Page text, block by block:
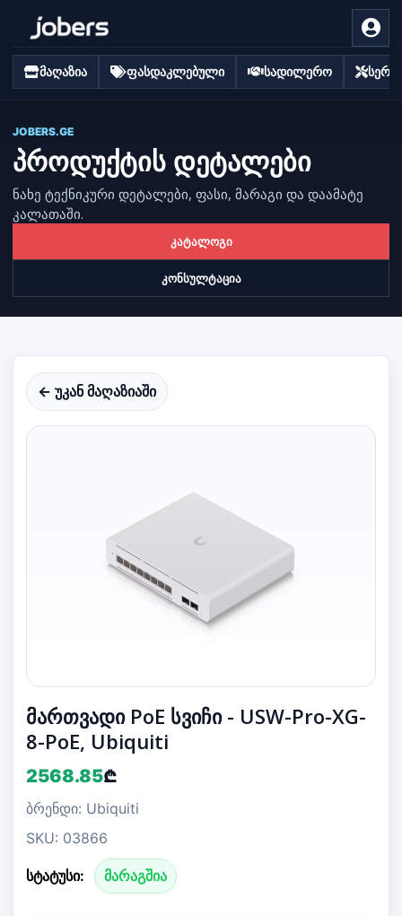
მაღაზია ფასდაკლებული სადილერო
JOBERS.GE
პროდუქტის დეტალები
ნახე ტექნიკური დეტალები, ფასი, მარაგი და დაამატე
კალათაში.
კატალოგი
კონსულტაცია
← უკან მაღაზიაში
მართვადი PoE სვიჩი - USW-Pro-XG-
8-PoE, Ubiquiti
2568.85₾
ბრენდი: Ubiquiti
SKU: 03866
სტატუსი: მარაგშია